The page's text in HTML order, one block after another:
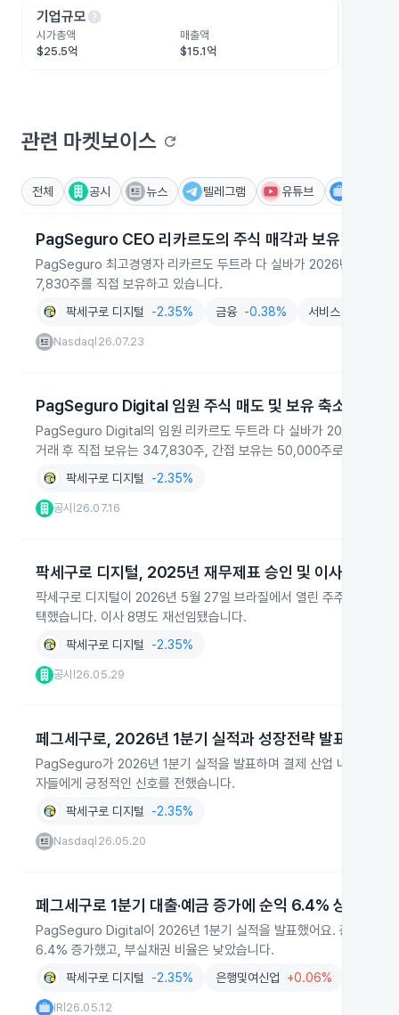
기업규모help
시가총액
$25.5억
매출액
$15.1억
관련 마켓보이스 refresh
전체 공시 뉴스 텔레그램 유튜브
PagSeguro CEO 리카르도의 주식 매각과 보유 정리
PagSeguro 최고경영자 리카르도 두트라 다 실바가 2026년 7월
7,830주를 직접 보유하고 있습니다.
팍세구로 디지털 -2.35% 금융 -0.38% 서비스
Nasdaq 26.07.23
PagSeguro Digital 임원 주식 매도 및 보유 축소
PagSeguro Digital의 임원 리카르도 두트라 다 실바가 2026년 7월
거래 후 직접 보유는 347,830주, 간접 보유는 50,000주로 집계되었
팍세구로 디지털 -2.35%
공시 26.07.16
팍세구로 디지털, 2025년 재무제표 승인 및 이사진 재선
팍세구로 디지털이 2026년 5월 27일 브라질에서 열린 주주총회에
택했습니다. 이사 8명도 재선임됐습니다.
팍세구로 디지털 -2.35%
공시 26.05.29
페그세구로, 2026년 1분기 실적과 성장전략 발표
PagSeguro가 2026년 1분기 실적을 발표하며 결제 산업 내 사업 현
자들에게 긍정적인 신호를 전했습니다.
팍세구로 디지털 -2.35%
Nasdaq 26.05.20
페그세구로 1분기 대출·예금 증가에 순익 6.4% 상승
PagSeguro Digital이 2026년 1분기 실적을 발표했어요. 총 결제금
6.4% 증가했고, 부실채권 비율은 낮았습니다.
팍세구로 디지털 -2.35% 은행및여신업 +0.06%
IR 26.05.12